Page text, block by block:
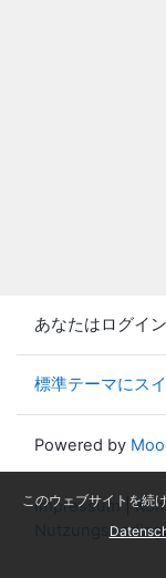
このウェブサイトを続
あなたはログイ
標準テーマにス
Powered by
Impressum|